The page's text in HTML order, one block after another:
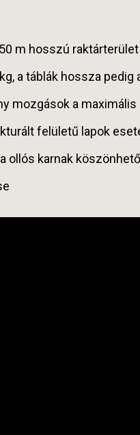
m hosszú
a táblák hossza pedig
mozgások a maximális
felületű lapok
ollós karnak